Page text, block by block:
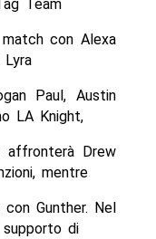
Team
match con Alexa
Paul, Austin
LA Knight,
affronterà Drew
mentre
Gunther. Nel
di